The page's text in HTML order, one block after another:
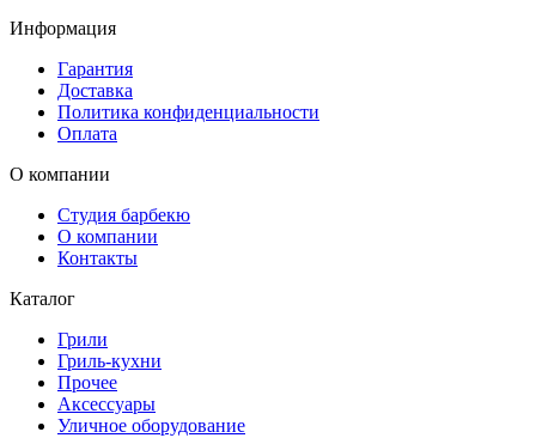
Информация
Гарантия
Доставка
Политика конфиденциальности
Оплата
О компании
Студия барбекю
О компании
Контакты
Каталог
Грили
Гриль-кухни
Прочее
Аксессуары
Уличное оборудование